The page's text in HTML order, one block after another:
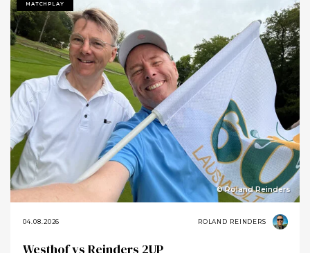
MATCHPLAY
© Roland Reinders
04.08.2026 ROLAND REINDERS
Westhof vs Reinders 2UP